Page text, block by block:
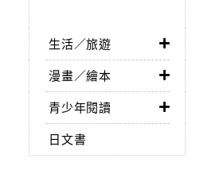
生活／旅遊
漫畫／繪本
青少年閱讀
日文書